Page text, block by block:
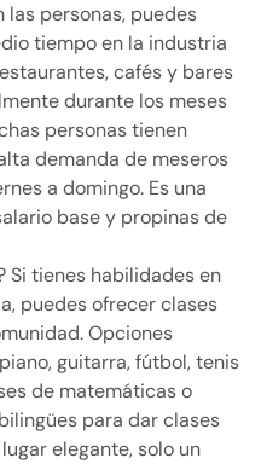
las personas, puedes
tiempo en la industria
cafés y bares
durante los meses
personas tienen
demanda de meseros
a domingo. Es una
base y propinas de
Si tienes habilidades en
puedes ofrecer clases
Opciones
guitarra, fútbol, tenis
de matemáticas o
para dar clases
elegante, solo un